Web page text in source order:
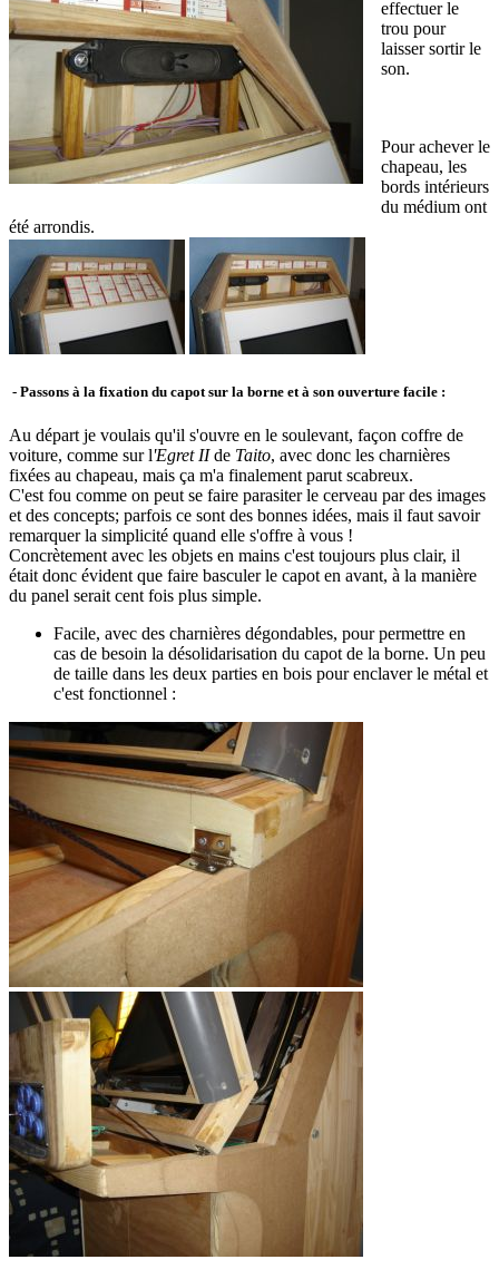
effectuer le
trou pour
laisser sortir le
son.
Pour achever le
chapeau, les
bords intérieurs
du médium ont
été arrondis.
- Passons à la fixation du capot sur la borne et à son ouverture facile :
Au départ je voulais qu'il s'ouvre en le soulevant, façon coffre de
voiture, comme sur l'Egret IIde Taito, avec donc les charnières
fixées au chapeau, mais ça m'a finalement parut scabreux.
C'est fou comme on peut se faire parasiter le cerveau par des images
et des concepts; parfois ce sont des bonnes idées, mais il faut savoir
remarquer la simplicité quand elle s'offre à vous !
Concrètement avec les objets en mains c'est toujours plus clair, il
était donc évident que faire basculer le capot en avant, à la manière
du panel serait cent fois plus simple.
Facile, avec des charnières dégondables, pour permettre en
cas de besoin la désolidarisation du capot de la borne. Un peu
de taille dans les deux parties en bois pour enclaver le métal et
c'est fonctionnel :